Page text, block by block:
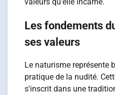
Les fondements
ses valeurs
Le naturisme représente
pratique de la nudité.
s'inscrit dans une